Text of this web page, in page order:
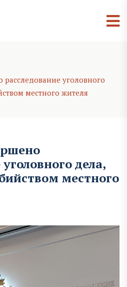
уголовного
местного жителя
дела,
местного